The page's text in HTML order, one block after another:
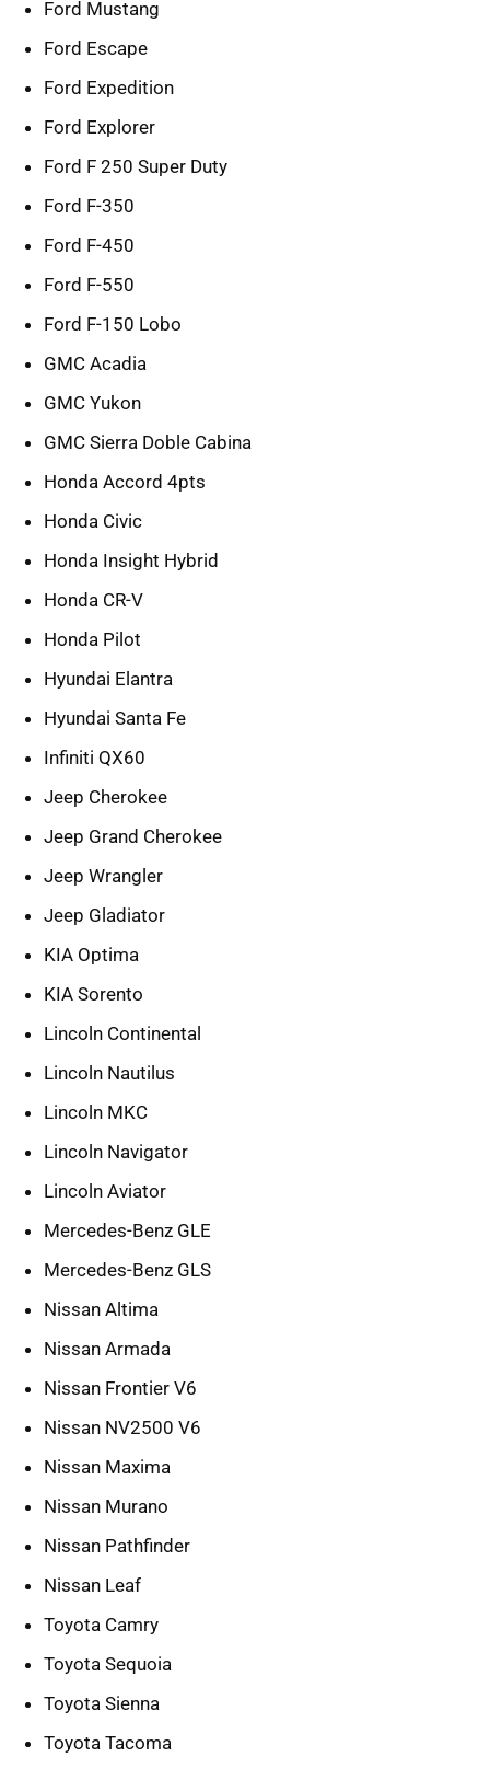
Ford Mustang
Ford Escape
Ford Expedition
Ford Explorer
Ford F 250 Super Duty
Ford F-350
Ford F-450
Ford F-550
Ford F-150 Lobo
GMC Acadia
GMC Yukon
GMC Sierra Doble Cabina
Honda Accord 4pts
Honda Civic
Honda Insight Hybrid
Honda CR-V
Honda Pilot
Hyundai Elantra
Hyundai Santa Fe
Infiniti QX60
Jeep Cherokee
Jeep Grand Cherokee
Jeep Wrangler
Jeep Gladiator
KIA Optima
KIA Sorento
Lincoln Continental
Lincoln Nautilus
Lincoln MKC
Lincoln Navigator
Lincoln Aviator
Mercedes-Benz GLE
Mercedes-Benz GLS
Nissan Altima
Nissan Armada
Nissan Frontier V6
Nissan NV2500 V6
Nissan Maxima
Nissan Murano
Nissan Pathfinder
Nissan Leaf
Toyota Camry
Toyota Sequoia
Toyota Sienna
Toyota Tacoma